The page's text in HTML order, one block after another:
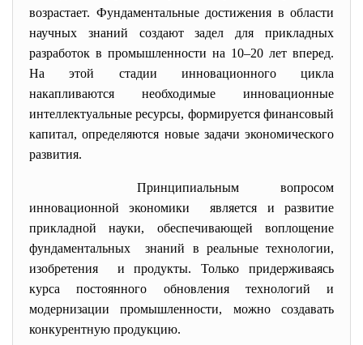
возрастает. Фундаментальные достижения в области
научных знаний создают задел для прикладных
разработок в промышленности на 10–20 лет вперед.
На этой стадии инновационного цикла
накапливаются необходимые инновационные
интеллектуальные ресурсы, формируется финансовый
капитал, определяются новые задачи экономического
развития.
Принципиальным вопросом
инновационной экономики является и развитие
прикладной науки, обеспечивающей воплощение
фундаментальных знаний в реальные технологии,
изобретения и продукты. Только придерживаясь
курса постоянного обновления технологий и
модернизации промышленности, можно создавать
конкурентную продукцию.